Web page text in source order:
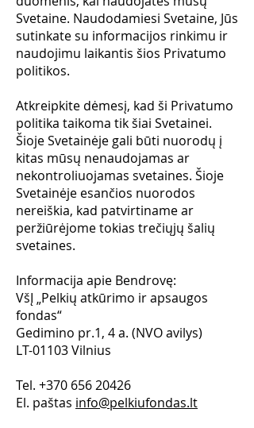
Svetaine. Naudodamiesi Svetaine, Jūs
sutinkate su informacijos rinkimu ir
naudojimu laikantis šios Privatumo
politikos.
Atkreipkite dėmesį, kad ši Privatumo
politika taikoma tik šiai Svetainei.
Šioje Svetainėje gali būti nuorodų į
kitas mūsų nenaudojamas ar
nekontroliuojamas svetaines. Šioje
Svetainėje esančios nuorodos
nereiškia, kad patvirtiname ar
peržiūrėjome tokias trečiųjų šalių
svetaines.
Informacija apie Bendrovę:
VšĮ „Pelkių atkūrimo ir apsaugos
fondas“
Gedimino pr.1, 4 a. (NVO avilys)
LT-01103 Vilnius
Tel. +370 656 20426
El. paštas info@pelkiufondas.lt